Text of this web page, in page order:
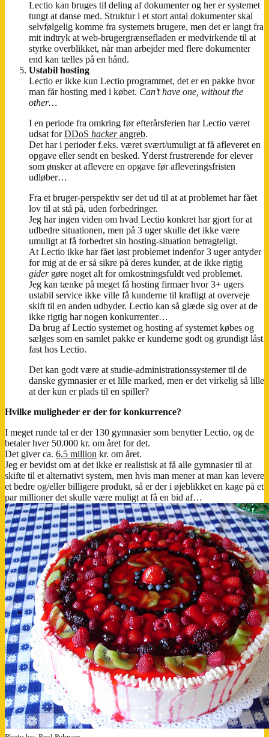
Lectio kan bruges til deling af dokumenter og her er systemet
tungt at danse med. Struktur i et stort antal dokumenter skal
selvfølgelig komme fra systemets brugere, men det er langt fra
mit indtryk at web-brugergrænsefladen er medvirkende til at
styrke overblikket, når man arbejder med flere dokumenter
end kan tælles på en hånd.
Ustabil hosting
Lectio er ikke kun Lectio programmet, det er en pakke hvor
man får hosting med i købet. Can’t have one, without the
other…
I en periode fra omkring før efterårsferien har Lectio været
udsat forDDoS hackerangreb.
Det har i perioder f.eks. været svært/umuligt at få afleveret en
opgave eller sendt en besked. Yderst frustrerende for elever
som ønsker at aflevere en opgave før afleveringsfristen
udløber…
Fra et bruger-perspektiv ser det ud til at at problemet har fået
lov til at stå på, uden forbedringer.
Jeg har ingen viden om hvad Lectio konkret har gjort for at
udbedre situationen, men på 3 uger skulle det ikke være
umuligt at få forbedret sin hosting-situation betragteligt.
At Lectio ikke har fået løst problemet indenfor 3 uger antyder
for mig at de er så sikre på deres kunder, at de ikke rigtig
gidergøre noget alt for omkostningsfuldt ved problemet.
Jeg kan tænke på meget få hosting firmaer hvor 3+ ugers
ustabil service ikke ville få kunderne til kraftigt at overveje
skift til en anden udbyder. Lectio kan så glæde sig over at de
ikke rigtig har nogen konkurrenter…
Da brug af Lectio systemet og hosting af systemet købes og
sælges som en samlet pakke er kunderne godt og grundigt låst
fast hos Lectio.
Det kan godt være at studie-administrationssystemer til de
danske gymnasier er et lille marked, men er det virkelig så lille
at der kun er plads til en spiller?
Hvilke muligheder er der for konkurrence?
I meget runde tal er der 130 gymnasier som benytter Lectio, og de
betaler hver 50.000 kr. om året for det.
Det giver ca. 6,5 million kr. om året.
Jeg er bevidst om at det ikke er realistisk at få alle gymnasier til at
skifte til et alternativt system, men hvis man mener at man kan levere
et bedre og/eller billigere produkt, så er der i øjeblikket en kage på et
par millioner det skulle være muligt at få en bid af…